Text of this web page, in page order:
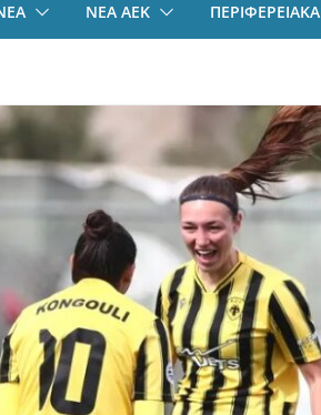
ψηφιακά εργαλεία στην Ευρώπη
για τη διαφάνεια και τη
με Άννα Γκόμες Ρεσέντε
ΑΕΚ Χάντμπολ Γυναικών:
Ανακοίνωσε την Νικολίνα Ανδρέου,
18χρονη Κύπρια εξτρέμ
ΝΕΑ ΑΕΚ ΠΕΡΙΦΕΡΕΙΑΚΑ